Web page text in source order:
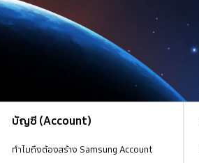
บัญชี (Account)
ทำไมถึงต้องสร้าง Samsung Account